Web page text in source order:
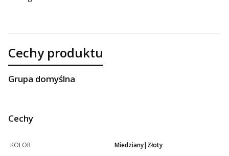
Cechy produktu
Grupa domyślna
Cechy
KOLOR Miedziany|Złoty